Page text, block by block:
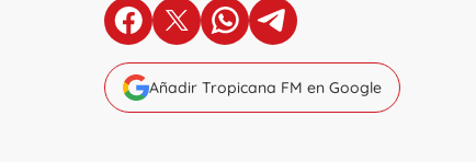
en Facebook
en X en Whatsapp
en Telegram
Añadir Tropicana FM en Google